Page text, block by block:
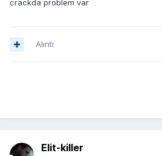
crackda problem var
Alıntı
Elit-killer